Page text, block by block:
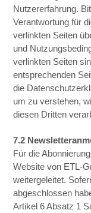
Nutzererfahrung.
Verantwortung für
verlinkten Seiten
und
verlinkten Seiten
entsprechenden
die
um zu verstehen,
diesen Dritten
7.2
Für die
Website von ETL-
weitergeleitet.
abgeschlossen
Artikel 6 Absatz 1